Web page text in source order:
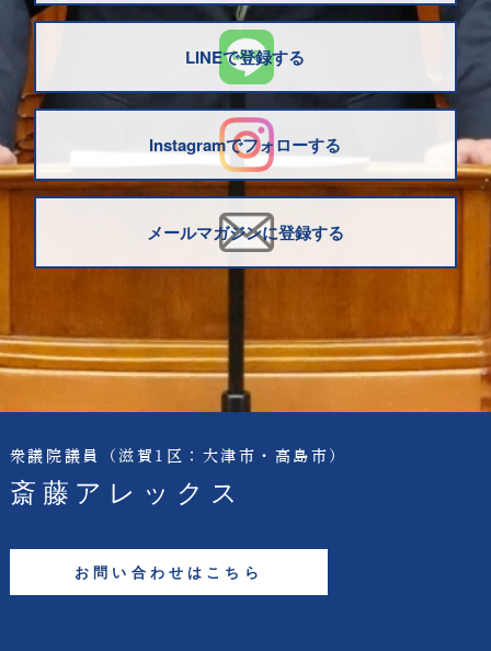
LINEで登録する
Instagramでフォローする
メールマガジンに登録する
衆議院議員 （滋賀1区：大津市・高島市）
斎藤アレックス
お問い合わせはこちら